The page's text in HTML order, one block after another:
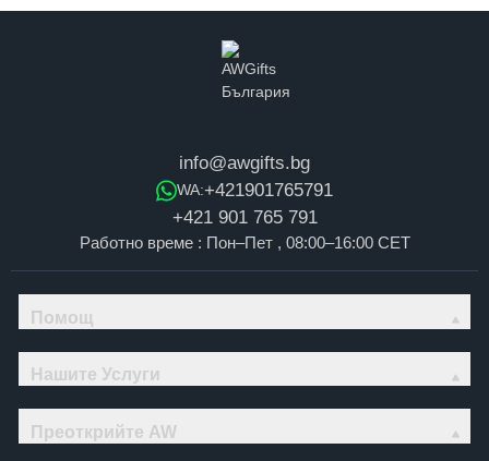
info@awgifts.bg
WA:+421901765791
+421 901 765 791
Работно време : Пон–Пет , 08:00–16:00 CET
Помощ
Нашите Услуги
Преоткрийте AW